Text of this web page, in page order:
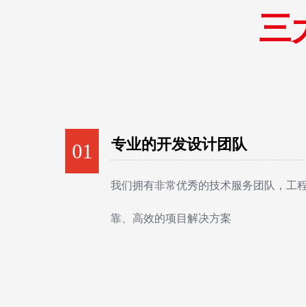
三
01 专业的开发设计团队
我们拥有非常优秀的技术服务团队，工
靠、高效的项目解决方案